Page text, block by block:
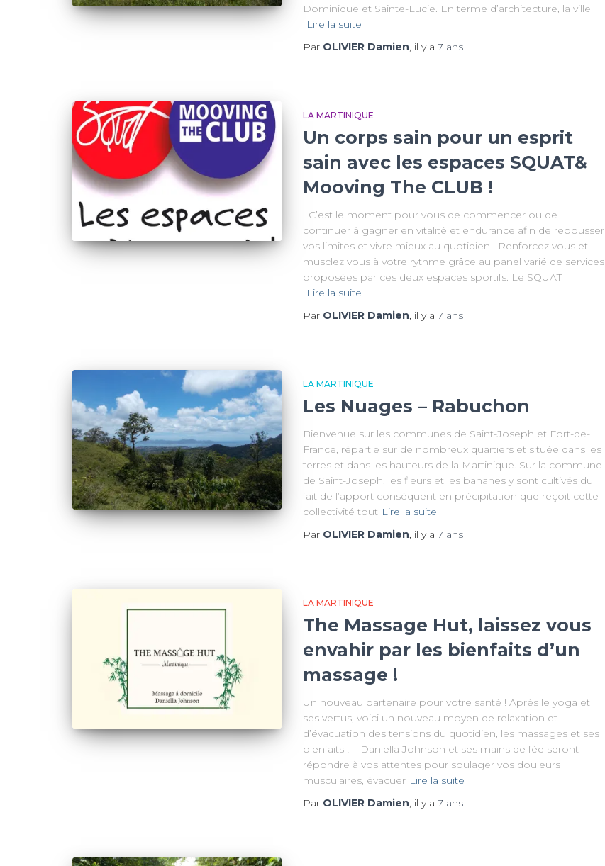
Dominique et Sainte-Lucie. En terme d’architecture, la ville
Lire la suite
Par OLIVIER Damien, il y a 7 ans
LA MARTINIQUE
Un corps sain pour un esprit
sain avec les espaces SQUAT&
Mooving The CLUB !
C’est le moment pour vous de commencer ou de
continuer à gagner en vitalité et endurance afin de repousser
vos limites et vivre mieux au quotidien ! Renforcez vous et
musclez vous à votre rythme grâce au panel varié de services
proposées par ces deux espaces sportifs. Le SQUAT
Lire la suite
Par OLIVIER Damien, il y a 7 ans
LA MARTINIQUE
Les Nuages – Rabuchon
Bienvenue sur les communes de Saint-Joseph et Fort-de-
France, répartie sur de nombreux quartiers et située dans les
terres et dans les hauteurs de la Martinique. Sur la commune
de Saint-Joseph, les fleurs et les bananes y sont cultivés du
fait de l’apport conséquent en précipitation que reçoit cette
collectivité tout Lire la suite
Par OLIVIER Damien, il y a 7 ans
LA MARTINIQUE
The Massage Hut, laissez vous
envahir par les bienfaits d’un
massage !
Un nouveau partenaire pour votre santé ! Après le yoga et
ses vertus, voici un nouveau moyen de relaxation et
d’évacuation des tensions du quotidien, les massages et ses
bienfaits ! Daniella Johnson et ses mains de fée seront
répondre à vos attentes pour soulager vos douleurs
musculaires, évacuer Lire la suite
Par OLIVIER Damien, il y a 7 ans